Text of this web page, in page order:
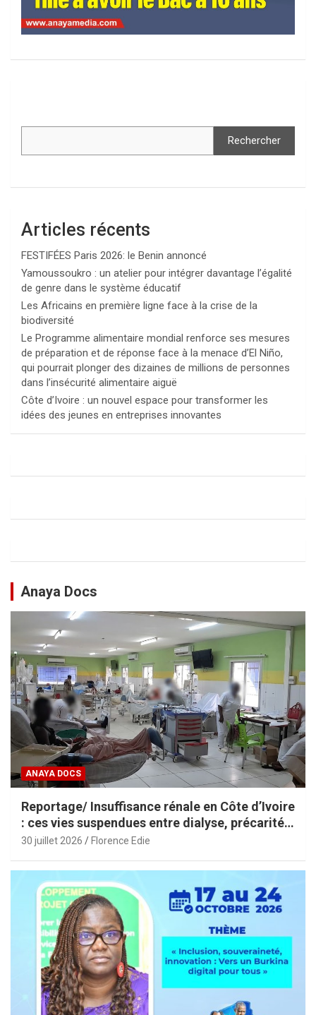
Rechercher
Articles récents
FESTIFÉES Paris 2026: le Benin annoncé
Yamoussoukro : un atelier pour intégrer davantage l’égalité
de genre dans le système éducatif
Les Africains en première ligne face à la crise de la
biodiversité
Le Programme alimentaire mondial renforce ses mesures
de préparation et de réponse face à la menace d’El Niño,
qui pourrait plonger des dizaines de millions de personnes
dans l’insécurité alimentaire aiguë
Côte d’Ivoire : un nouvel espace pour transformer les
idées des jeunes en entreprises innovantes
Anaya Docs
ANAYA DOCS
Reportage/ Insuffisance rénale en Côte d’Ivoire
: ces vies suspendues entre dialyse, précarité
et espoir
30 juillet 2026 Florence Edie